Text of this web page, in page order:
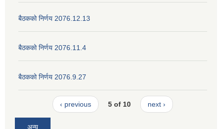
बैठकको निर्णय 2076.12.13
बैठकको निर्णय 2076.11.4
बैठकको निर्णय 2076.9.27
‹ previous 5 of 10 next ›
अन्य